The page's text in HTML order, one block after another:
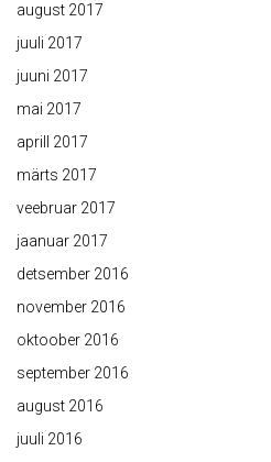
august 2017
juuli 2017
juuni 2017
mai 2017
aprill 2017
märts 2017
veebruar 2017
jaanuar 2017
detsember 2016
november 2016
oktoober 2016
september 2016
august 2016
juuli 2016